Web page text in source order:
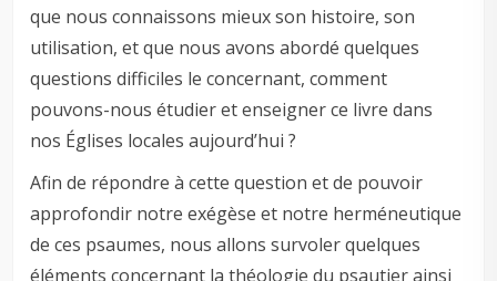
que nous connaissons mieux son histoire, son
utilisation, et que nous avons abordé quelques
questions difficiles le concernant, comment
pouvons-nous étudier et enseigner ce livre dans
nos Églises locales aujourd’hui ?
Afin de répondre à cette question et de pouvoir
approfondir notre exégèse et notre herméneutique
de ces psaumes, nous allons survoler quelques
éléments concernant la théologie du psautier ainsi